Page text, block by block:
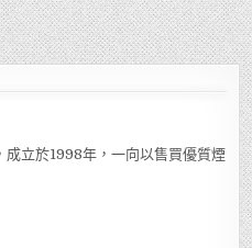
立於1998年，一向以售買優質煙